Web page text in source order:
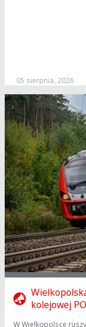
05 sierpnia, 2026
kolejowej
W Wielkopolsce